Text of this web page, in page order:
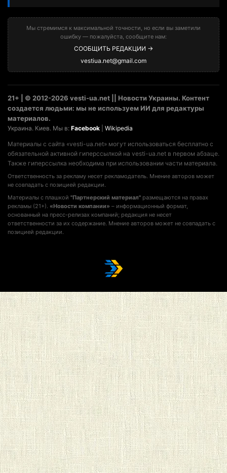
Мы стремимся к максимальной точности, но если вы заметили
ошибку — пожалуйста, сообщите нам:
СООБЩИТЬ РЕДАКЦИИ →
vestiua.net@gmail.com
21+ | © 2012-2026 vesti-ua.net || Новости Украины. Контент
создается людьми: мы не используем ИИ для редактуры
материалов.
Украина. Киев. Мы в: Facebook Wikipedia
Материалы с сайта «vesti-ua.net» могут использоваться бесплатно с
обязательной активной гиперссылкой на vesti-ua.net в первом абзаце.
Также гиперссылка необходима при использовании части материала.
Ответственность за рекламу несет рекламодатель. Мнение авторов может
не совпадать с позицией редакции.
Материалы с плашкой "Партнерский материал" размещаются на правах
рекламы (21+). «Новости компании» – информационный формат,
основанный на пресс-релизах компаний; редакция не несет
ответственности за их содержание. Мнение авторов может не совпадать с
позицией редакции.